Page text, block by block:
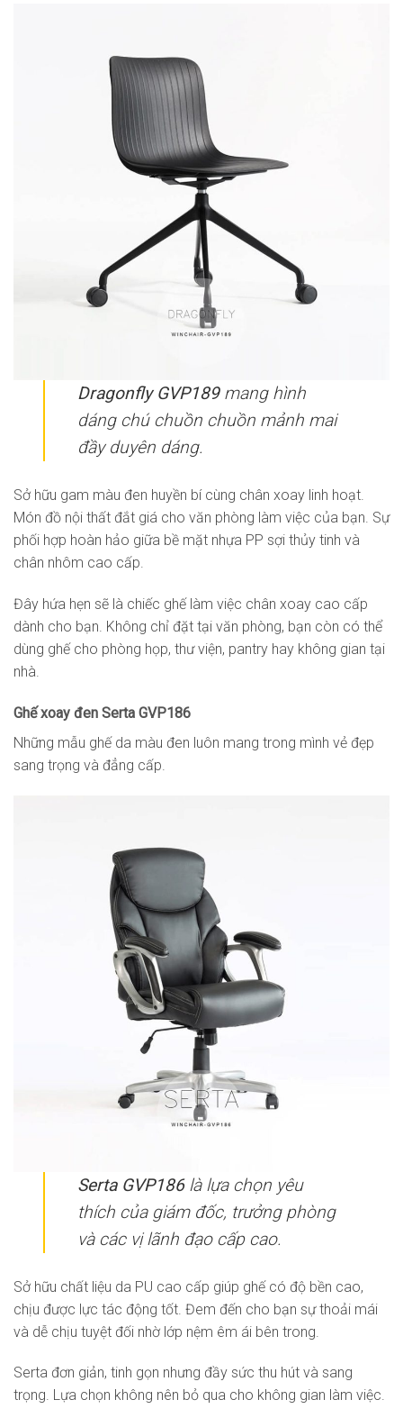
Dragonfly GVP189mang hình
dáng chú chuồn chuồn mảnh mai
đầy duyên dáng.
Sở hữu gam màu đen huyền bí cùng chân xoay linh hoạt.
Món đồ nội thất đắt giá cho văn phòng làm việc của bạn. Sự
phối hợp hoàn hảo giữa bề mặt nhựa PP sợi thủy tinh và
chân nhôm cao cấp.
Đây hứa hẹn sẽ là chiếc ghế làm việc chân xoay cao cấp
dành cho bạn. Không chỉ đặt tại văn phòng, bạn còn có thể
dùng ghế cho phòng họp, thư viện, pantry hay không gian tại
nhà.
Ghế xoay đen Serta GVP186
Những mẫu ghế da màu đen luôn mang trong mình vẻ đẹp
sang trọng và đẳng cấp.
Serta GVP186là lựa chọn yêu
thích của giám đốc, trưởng phòng
và các vị lãnh đạo cấp cao.
Sở hữu chất liệu da PU cao cấp giúp ghế có độ bền cao,
chịu được lực tác động tốt. Đem đến cho bạn sự thoải mái
và dễ chịu tuyệt đối nhờ lớp nệm êm ái bên trong.
Serta đơn giản, tinh gọn nhưng đầy sức thu hút và sang
trọng. Lựa chọn không nên bỏ qua cho không gian làm việc.